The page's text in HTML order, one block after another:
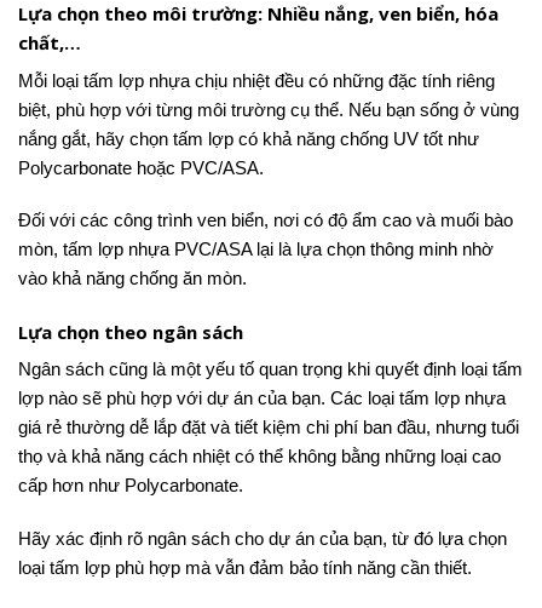
Lựa chọn theo môi trường: Nhiều nắng, ven biển, hóa
chất,…
Mỗi loại tấm lợp nhựa chịu nhiệt đều có những đặc tính riêng
biệt, phù hợp với từng môi trường cụ thể. Nếu bạn sống ở vùng
nắng gắt, hãy chọn tấm lợp có khả năng chống UV tốt như
Polycarbonate hoặc PVC/ASA.
Đối với các công trình ven biển, nơi có độ ẩm cao và muối bào
mòn, tấm lợp nhựa PVC/ASA lại là lựa chọn thông minh nhờ
vào khả năng chống ăn mòn.
Lựa chọn theo ngân sách
Ngân sách cũng là một yếu tố quan trọng khi quyết định loại tấm
lợp nào sẽ phù hợp với dự án của bạn. Các loại tấm lợp nhựa
giá rẻ thường dễ lắp đặt và tiết kiệm chi phí ban đầu, nhưng tuổi
thọ và khả năng cách nhiệt có thể không bằng những loại cao
cấp hơn như Polycarbonate.
Hãy xác định rõ ngân sách cho dự án của bạn, từ đó lựa chọn
loại tấm lợp phù hợp mà vẫn đảm bảo tính năng cần thiết.